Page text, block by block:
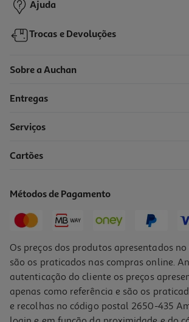
-10%
15,50 € PVP de editor
Ajuda
Trocas e Devoluções
Sobre a Auchan
Entregas
Serviços
Cartões
Métodos de Pagamento
Os preços dos produtos apresentados
são os praticados nas compras online.
autenticação do cliente os preços
apenas como referência e são os
e recolhas no código postal 2650-435